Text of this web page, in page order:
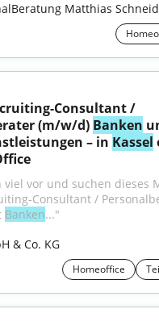
Matthias
Consultant /
(m/w/d) Banken
– in Kassel
viel vor und suchen dieses
Consultant /
Banken..."
& Co. KG
Homeoffice